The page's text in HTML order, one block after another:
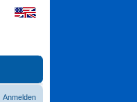
Anmelden